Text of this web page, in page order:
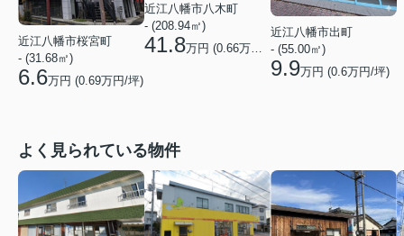
近江八幡市桜宮町
- (31.68㎡)
6.6万円 (0.69万円/坪)
近江八幡市八木町
- (208.94㎡)
41.8万円 (0.66万円/坪)
近江八幡市出町
- (55.00㎡)
9.9万円 (0.6万円/坪)
よく見られている物件